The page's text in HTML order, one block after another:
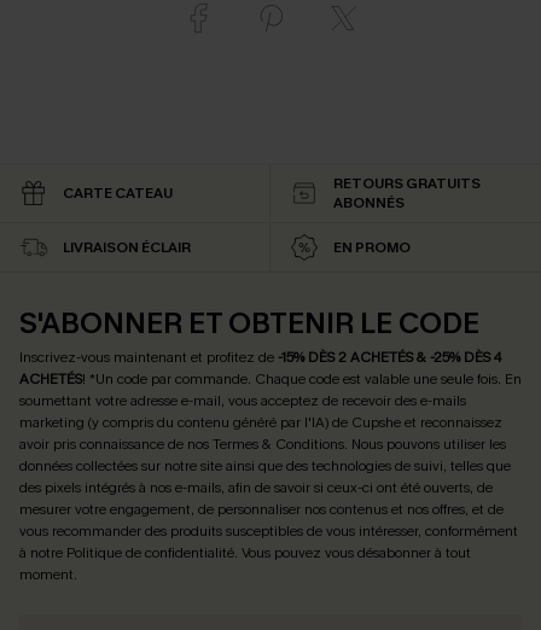
CARTE CATEAU
RETOURS GRATUITS
ABONNÉS
LIVRAISON ÉCLAIR EN PROMO
S'ABONNER ET OBTENIR LE CODE
Inscrivez-vous maintenant et profitez de -15% DÈS 2 ACHETÉS & -25% DÈS 4
ACHETÉS! *Un code par commande. Chaque code est valable une seule fois. En
soumettant votre adresse e-mail, vous acceptez de recevoir des e-mails
marketing (y compris du contenu généré par l'IA) de Cupshe et reconnaissez
avoir pris connaissance de nosTermes & Conditions. Nous pouvons utiliser les
données collectées sur notre site ainsi que des technologies de suivi, telles que
des pixels intégrés à nos e-mails, afin de savoir si ceux-ci ont été ouverts, de
mesurer votre engagement, de personnaliser nos contenus et nos offres, et de
vous recommander des produits susceptibles de vous intéresser, conformément
à notre Politique de confidentialité. Vous pouvez vous désabonner à tout
moment.